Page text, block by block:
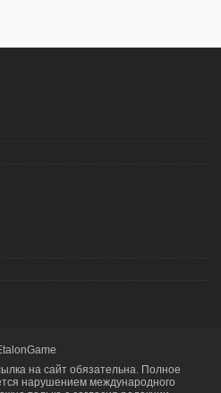
на сайт обязательна. Полное
нарушением международного